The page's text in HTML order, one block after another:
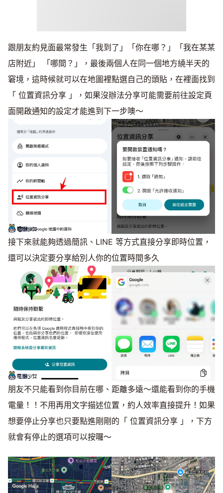
跟朋友約見面最常發生「我到了」「你在哪？」「我在某某
店附近」 「哪間？」，最後兩個人在同一個地方繞半天的
窘境，這時候就可以在地圖裡點選自己的頭貼，在裡面找到
「 位置資訊分享 」，如果沒辦法分享可能需要前往設定頁
面開啟通知的設定才能進到下一步噢～
接下來就能夠透過簡訊、LINE 等方式直接分享即時位置，
還可以決定要分享給別人你的位置時間多久
朋友不只能看到你目前在哪、距離多遠～還能看到你的手機
電量！！不用再用文字描述位置，約人效率直接提升！如果
想要停止分享也只要點進剛剛的「 位置資訊分享 」，下方
就會有停止的選項可以按囉～